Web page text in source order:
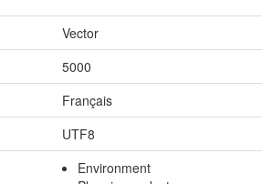
Vector
5000
Français
UTF8
Environment